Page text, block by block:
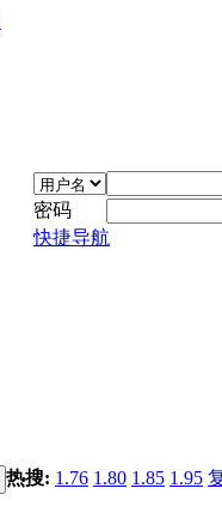
密码
快捷导航
热搜: 1.76 1.80 1.85 1.95